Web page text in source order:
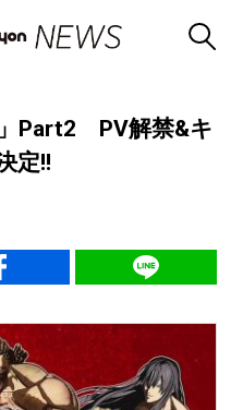
Part2 PV解禁&キ
定!!